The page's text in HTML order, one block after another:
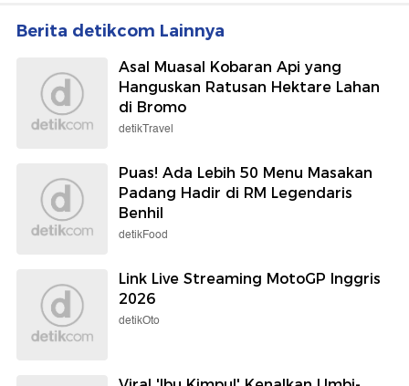
Berita detikcom Lainnya
Asal Muasal Kobaran Api yang
Hanguskan Ratusan Hektare Lahan
di Bromo
detikTravel
Puas! Ada Lebih 50 Menu Masakan
Padang Hadir di RM Legendaris
Benhil
detikFood
Link Live Streaming MotoGP Inggris
2026
detikOto